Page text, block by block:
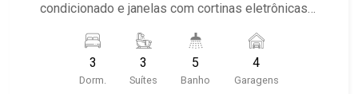
condicionado e janelas com cortinas eletrônicas;
duas cobertas; - Sala de Jantar; - Sala de estar
com painel TV; - 05 aparelhos de ar-condicionado
no total; - Lustre decorativo; - Cozinha planejada,
3
Dorm.
3
Suítes
5
Banho
4
Garagens